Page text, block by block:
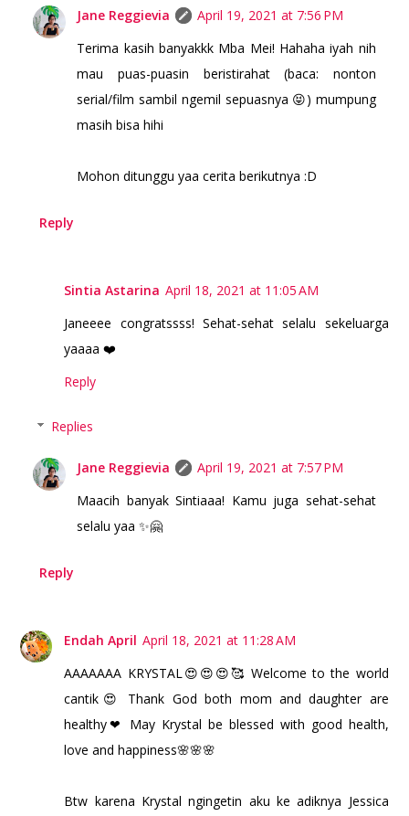
Jane Reggievia
April 19, 2021 at 7:56 PM
Terima kasih banyakkk Mba Mei! Hahaha iyah nih
mau puas-puasin beristirahat (baca: nonton
serial/film sambil ngemil sepuasnya 😝) mumpung
masih bisa hihi
Mohon ditunggu yaa cerita berikutnya :D
Reply
Sintia Astarina April 18, 2021 at 11:05 AM
Janeeee congratssss! Sehat-sehat selalu sekeluarga
yaaaa ❤️
Reply
Replies
Jane Reggievia
April 19, 2021 at 7:57 PM
Maacih banyak Sintiaaa! Kamu juga sehat-sehat
selalu yaa ✨🤗
Reply
Endah April April 18, 2021 at 11:28 AM
AAAAAAA KRYSTAL😍😍😍🥰 Welcome to the world
cantik😍 Thank God both mom and daughter are
healthy❤ May Krystal be blessed with good health,
love and happiness🌸🌸🌸
Btw karena Krystal ngingetin aku ke adiknya Jessica